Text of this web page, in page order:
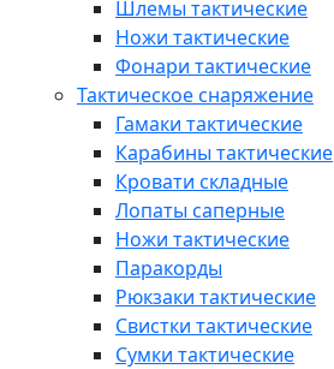
Шлемы тактические
Ножи тактические
Фонари тактические
Тактическое снаряжение
Гамаки тактические
Карабины тактические
Кровати складные
Лопаты саперные
Ножи тактические
Паракорды
Рюкзаки тактические
Свистки тактические
Сумки тактические